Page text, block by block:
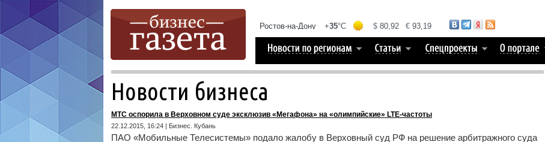
Новости бизнеса
МТС оспорила в Верховном суде эксклюзив «Мегафона» на «олимпийские» LTE-частоты
22.12.2015, 16:24 | Бизнес. Кубань
ПАО «Мобильные Телесистемы» подало жалобу в Верховный суд РФ на решение арбитражного суда